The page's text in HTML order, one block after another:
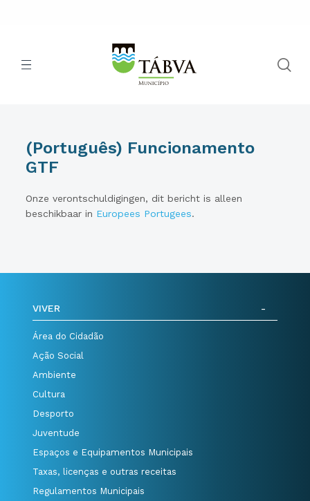
(Português) Funcionamento
GTF
Onze verontschuldigingen, dit bericht is alleen
beschikbaar in Europees Portugees.
VIVER
Área do Cidadão
Ação Social
Ambiente
Cultura
Desporto
Juventude
Espaços e Equipamentos Municipais
Taxas, licenças e outras receitas
Regulamentos Municipais